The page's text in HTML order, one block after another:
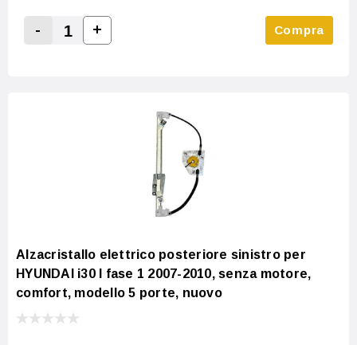
Decrease Quantity:
-
Increase Quantity:
+ Compra
Alzacristallo elettrico posteriore sinistro per
HYUNDAI i30 I fase 1 2007-2010, senza motore,
comfort, modello 5 porte, nuovo